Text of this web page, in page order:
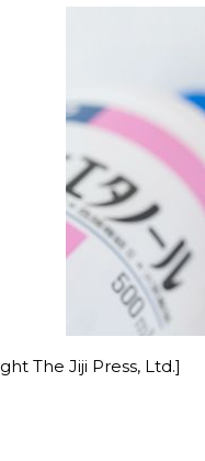
The Jiji Press, Ltd.]